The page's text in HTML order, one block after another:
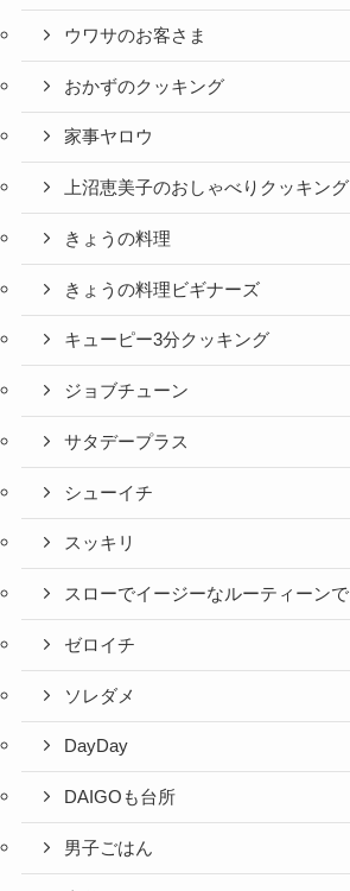
ウワサのお客さま
おかずのクッキング
家事ヤロウ
上沼恵美子のおしゃべりクッキング
きょうの料理
きょうの料理ビギナーズ
キューピー3分クッキング
ジョブチューン
サタデープラス
シューイチ
スッキリ
スローでイージーなルーティーンで
ゼロイチ
ソレダメ
DayDay
DAIGOも台所
男子ごはん